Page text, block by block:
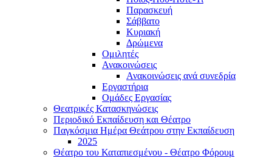
Παρασκευή
Σάββατο
Κυριακή
Δρώμενα
Ομιλητές
Ανακοινώσεις
Ανακοινώσεις ανά συνεδρία
Εργαστήρια
Ομάδες Εργασίας
Θεατρικές Κατασκηνώσεις
Περιοδικό Εκπαίδευση και Θέατρο
Παγκόσμια Ημέρα Θεάτρου στην Εκπαίδευση
2025
Θέατρο του Καταπιεσμένου - Θέατρο Φόρουμ